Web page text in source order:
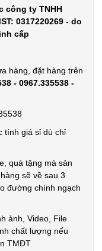
công ty TNHH
0317220269 - do
cấp
hàng, đặt hàng trên
- 0967.335538 -
tính giá sỉ dù chỉ
quà tặng mà sản
sẽ về sau 3
đường chính ngạch
ảnh, Video, File
chất lượng nếu
TMĐT